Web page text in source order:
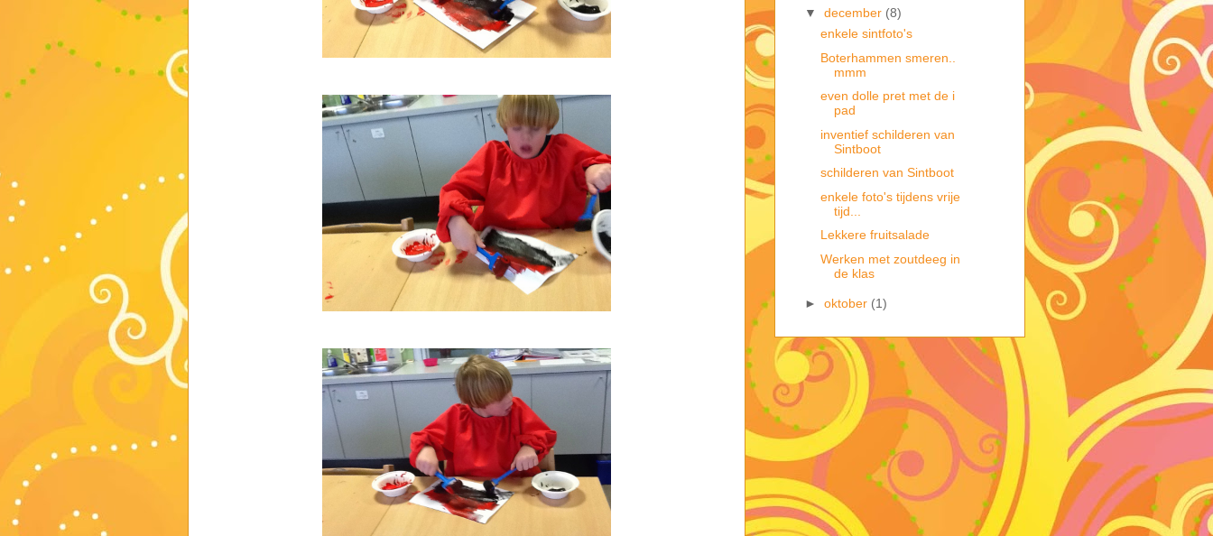
▼ december (8)
enkele sintfoto's
Boterhammen smeren..
mmm
even dolle pret met de i
pad
inventief schilderen van
Sintboot
schilderen van Sintboot
enkele foto's tijdens vrije
tijd...
Lekkere fruitsalade
Werken met zoutdeeg in
de klas
► oktober (1)